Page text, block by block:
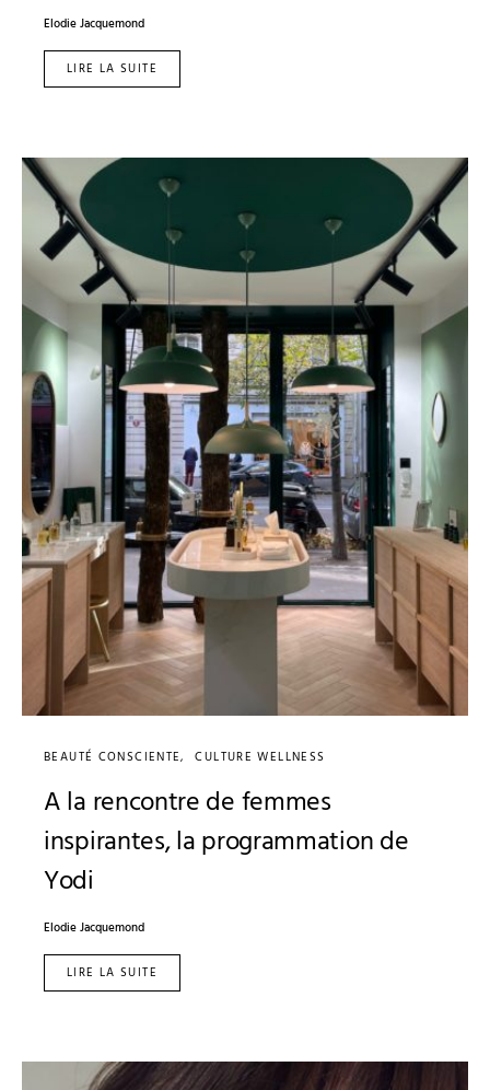
Elodie Jacquemond
LIRE LA SUITE
BEAUTÉ CONSCIENTE CULTURE WELLNESS
A la rencontre de femmes
inspirantes, la programmation de
Yodi
Elodie Jacquemond
LIRE LA SUITE